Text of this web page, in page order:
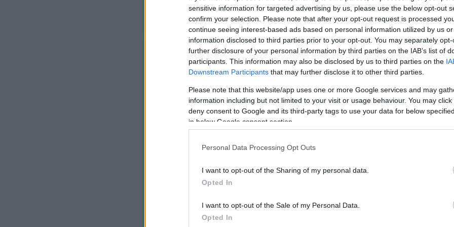
sensitive information for targeted advertising by us, please use the below opt-out
confirm your selection. Please note that after your opt-out request is processed
continue seeing interest-based ads based on personal information utilized by us
information disclosed to third parties prior to your opt-out. You may separately
further disclosure of your personal information by third parties on the IAB’s list of
participants. This information may also be disclosed by us to third parties on the
Downstream Participants that may further disclose it to other third parties.
Please note that this website/app uses one or more Google services and may
information including but not limited to your visit or usage behaviour. You may
deny consent to Google and its third-party tags to use your data for below
in below Google consent section.
Personal Data Processing Opt Outs
I want to opt-out of the Sharing of my personal data.
Opted In
I want to opt-out of the Sale of my Personal Data.
Opted In
κληρονομιά της περιοχής, κάνοντας επίσκεψη στο μουσείο
μαρκετερί (Della tarsia lignea), αλλά και να θαυμάσετε εκπληκτικούς
χρονολογούνται από τον 14ο αιώνα (Καθεδρικός Ναός των Αγίων
και Ιακώβου, Μονή του Αγίου Φραγκίσκου).
ΔΙΑΦΗΜΙΣΗ